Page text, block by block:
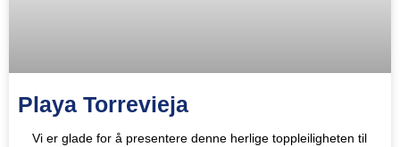
Playa Torrevieja
Vi er glade for å presentere denne herlige toppleiligheten til